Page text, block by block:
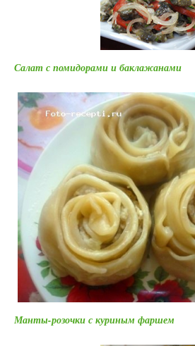
Салат с помидорами и баклажанами
Манты-розочки с куриным фаршем